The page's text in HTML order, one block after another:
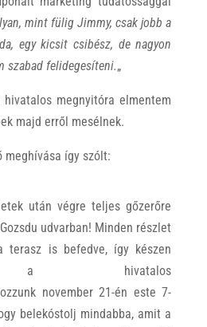
mint fülig Jimmy, csak jobb a
egy kicsit csibész, de nagyon
szabad felidegesíteni.„
megnyitóra elmentem
majd erről mesélnek.
meghívása így szólt:
után végre teljes gőzerőre
udvarban! Minden részlet
terasz is befedve, így készen
a hivatalos
november 21-én este 7-
belekóstolj mindabba, amit a